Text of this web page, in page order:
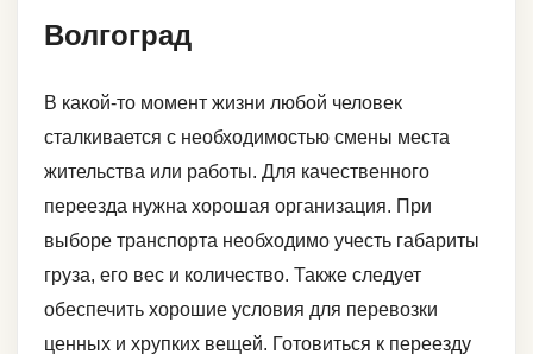
Волгоград
В какой-то момент жизни любой человек
сталкивается с необходимостью смены места
жительства или работы. Для качественного
переезда нужна хорошая организация. При
выборе транспорта необходимо учесть габариты
груза, его вес и количество. Также следует
обеспечить хорошие условия для перевозки
ценных и хрупких вещей. Готовиться к переезду